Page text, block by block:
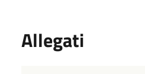
Allegati